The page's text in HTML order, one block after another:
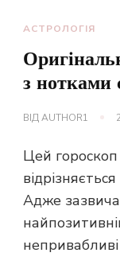
АСТРОЛОГІЯ
з нотками
ВІДAUTHOR1
Цей
Адже